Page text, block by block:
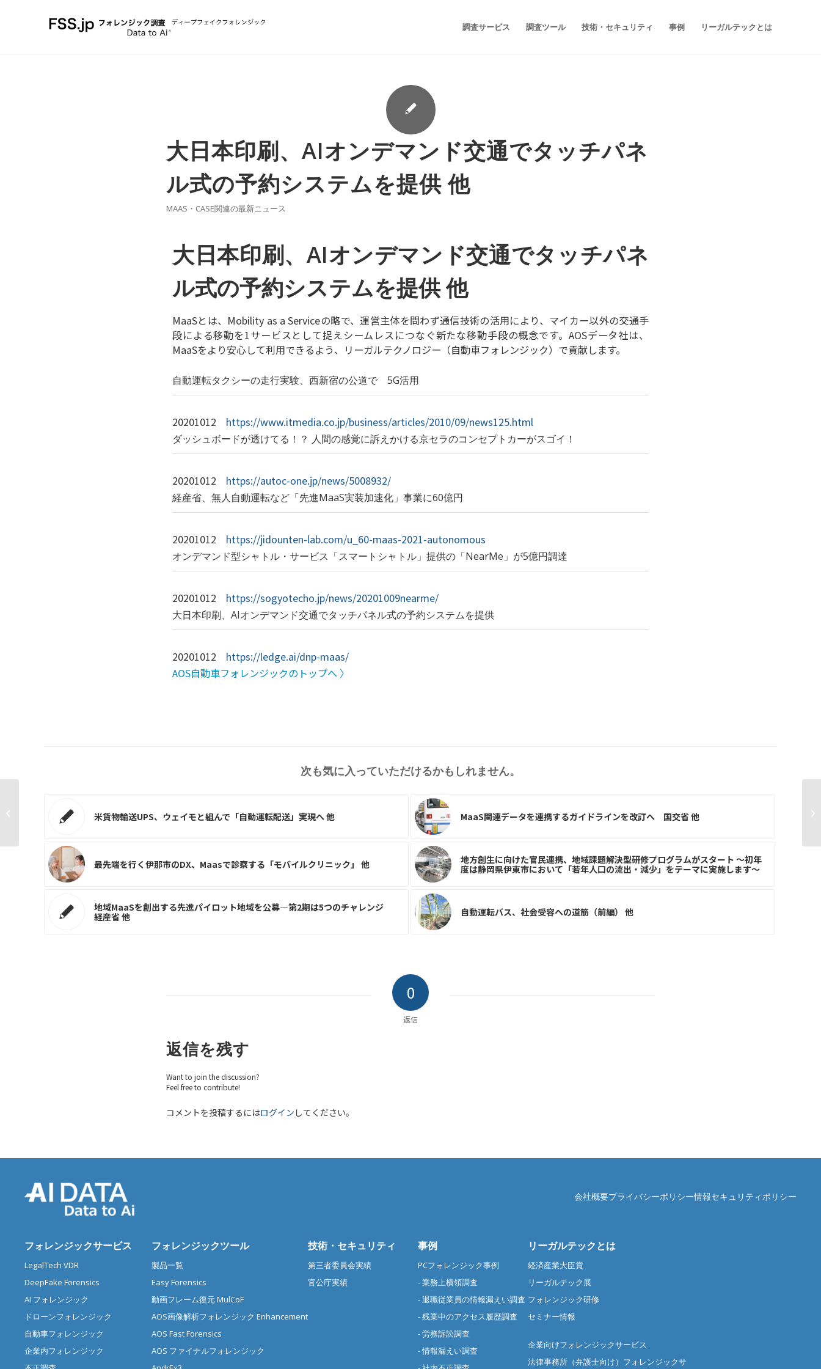
調査サービス 調査ツール 技術・セキュリティ 事例 リーガルテックとは
大日本印刷、AIオンデマンド交通でタッチパネ
ル式の予約システムを提供 他
MAAS・CASE関連の最新ニュース
大日本印刷、AIオンデマンド交通でタッチパネ
ル式の予約システムを提供 他
MaaSとは、Mobility as a Serviceの略で、運営主体を問わず通信技術の活用により、マイカー以外の交通手
段による移動を1サービスとして捉えシームレスにつなぐ新たな移動手段の概念です。AOSデータ社は、
MaaSをより安心して利用できるよう、リーガルテクノロジー（自動車フォレンジック）で貢献します。
自動運転タクシーの走行実験、西新宿の公道で 5G活用
20201012 https://www.itmedia.co.jp/business/articles/2010/09/news125.html
ダッシュボードが透けてる！？ 人間の感覚に訴えかける京セラのコンセプトカーがスゴイ！
20201012 https://autoc-one.jp/news/5008932/
経産省、無人自動運転など「先進MaaS実装加速化」事業に60億円
20201012 https://jidounten-lab.com/u_60-maas-2021-autonomous
オンデマンド型シャトル・サービス「スマートシャトル」提供の「NearMe」が5億円調達
20201012 https://sogyotecho.jp/news/20201009nearme/
大日本印刷、AIオンデマンド交通でタッチパネル式の予約システムを提供
20201012
https://ledge.ai/dnp-maas/
AOS自動車フォレンジックのトップへ 〉
次も気に入っていただけるかもしれません。
米貨物輸送UPS、ウェイモと組んで「自動運転配送」実現へ 他 MaaS関連データを連携するガイドラインを改訂へ 国交省 他
最先端を行く伊那市のDX、Maasで診察する「モバイルクリニック」 他
地方創生に向けた官民連携、地域課題解決型研修プログラムがスタート ～初年
度は静岡県伊東市において「若年人口の流出・減少」をテーマに実施します～
地域MaaSを創出する先進パイロット地域を公募—第2期は5つのチャレンジ
経産省 他
自動運転バス、社会受容への道筋（前編） 他
0
返信
返信を残す
Want to join the discussion?
Feel free to contribute!
コメントを投稿するにはログイン してください。
社様 共催ウェビナー...
—
会社概要プライバシーポリシー情報セキュリティポリシー
フォレンジックサービス
LegalTech VDR
DeepFake Forensics
AI フォレンジック
ドローンフォレンジック
自動車フォレンジック
企業内フォレンジック
フォレンジックツール
製品一覧
Easy Forensics
動画フレーム復元 MulCoF
AOS画像解析フォレンジック Enhancement
AOS Fast Forensics
AOS ファイナルフォレンジック
技術・セキュリティ
第三者委員会実績
官公庁実績
事例
PCフォレンジック事例
- 業務上横領調査
- 退職従業員の情報漏えい調査
- 残業中のアクセス履歴調査
- 労務訴訟調査
- 情報漏えい調査
リーガルテックとは
経済産業大臣賞
リーガルテック展
フォレンジック研修
セミナー情報
企業向けフォレンジックサービス
法律事務所（弁護士向け）フォレンジックサ